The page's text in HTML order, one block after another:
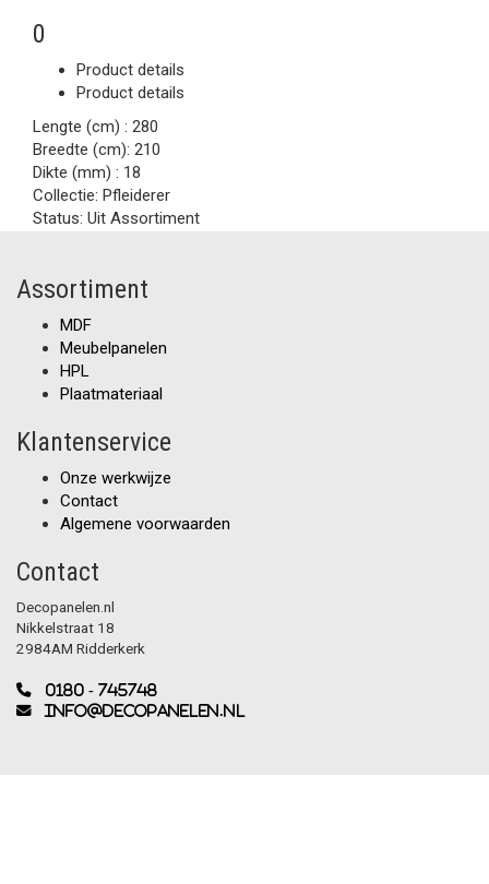
0
Product details
Product details
Lengte (cm) : 280
Breedte (cm): 210
Dikte (mm) : 18
Collectie: Pfleiderer
Status: Uit Assortiment
Assortiment
MDF
Meubelpanelen
HPL
Plaatmateriaal
Klantenservice
Onze werkwijze
Contact
Algemene voorwaarden
Contact
Decopanelen.nl
Nikkelstraat 18
2984AM Ridderkerk
0180 - 745748
info@decopanelen.nl